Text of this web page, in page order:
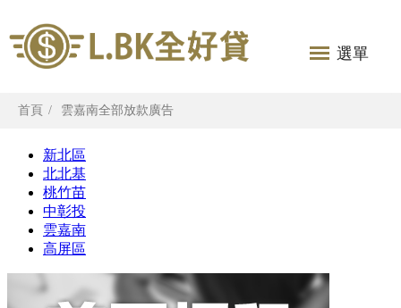
選單
首頁 雲嘉南全部放款廣告